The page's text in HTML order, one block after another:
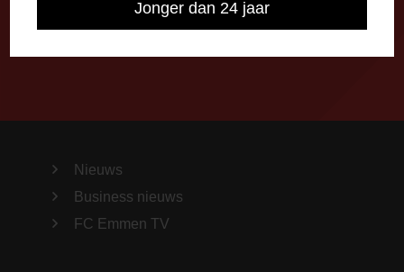
Jonger dan 24 jaar
Importeer alle wedstrijden in je agenda!
Nieuws
Business nieuws
FC Emmen TV